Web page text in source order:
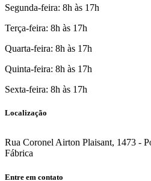
Segunda-feira: 8h às 17h
Terça-feira: 8h às 17h
Quarta-feira: 8h às 17h
Quinta-feira: 8h às 17h
Sexta-feira: 8h às 17h
Localização
Rua Coronel Airton Plaisant, 1473 -
Fábrica
Entre em contato